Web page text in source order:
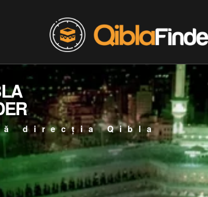
direcția Qibla